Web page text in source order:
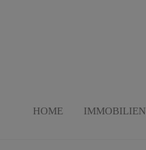
HOME IMMOBILIEN